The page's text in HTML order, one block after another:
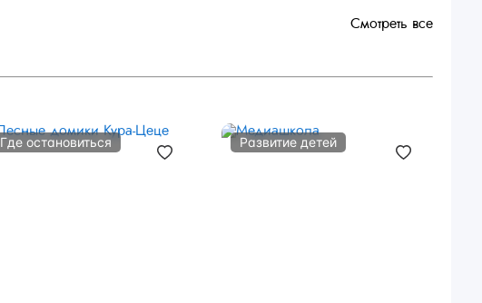
Смотреть все
Где остановиться Развитие детей